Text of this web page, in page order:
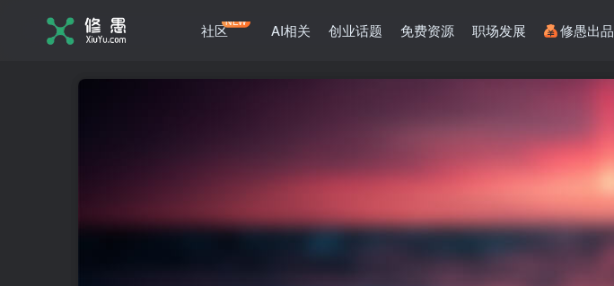
社区NEW AI相关 创业话题 免费资源 职场发展 修愚出品